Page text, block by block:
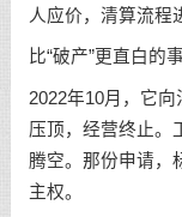
人应价，清算流程
比“破产”更直白的
2022年10月，它
压顶，经营终止。
腾空。那份申请，
主权。